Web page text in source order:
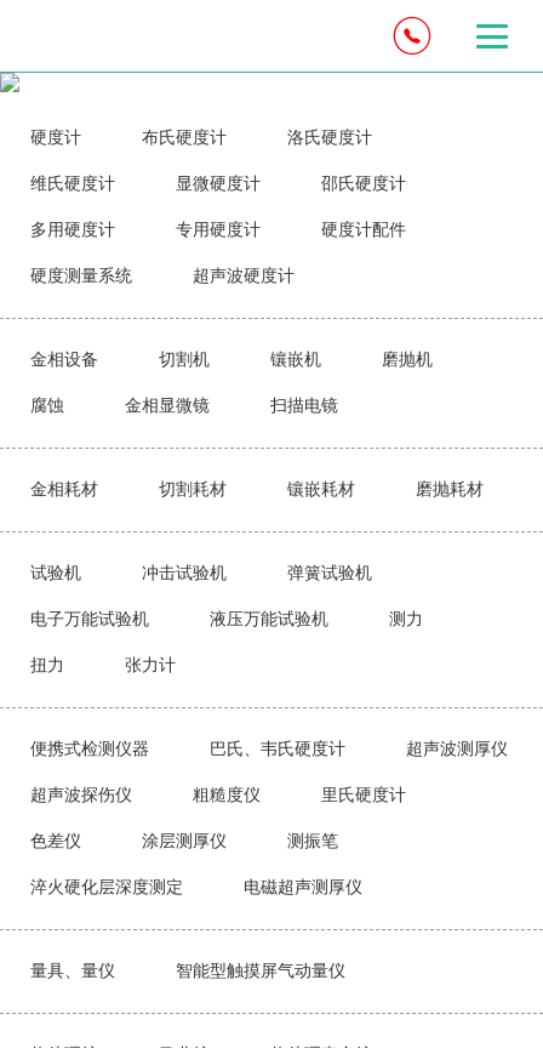
硬度计 布氏硬度计 洛氏硬度计
维氏硬度计 显微硬度计 邵氏硬度计
多用硬度计 专用硬度计 硬度计配件
硬度测量系统 超声波硬度计
金相设备 切割机 镶嵌机 磨抛机
腐蚀 金相显微镜 扫描电镜
金相耗材 切割耗材 镶嵌耗材 磨抛耗材
试验机 冲击试验机 弹簧试验机
电子万能试验机 液压万能试验机 测力
扭力 张力计
便携式检测仪器 巴氏、韦氏硬度计 超声波测厚仪
超声波探伤仪 粗糙度仪 里氏硬度计
色差仪 涂层测厚仪 测振笔
淬火硬化层深度测定 电磁超声测厚仪
量具、量仪 智能型触摸屏气动量仪